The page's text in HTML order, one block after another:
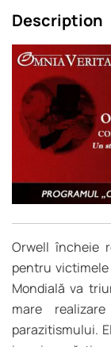
Description
Orwell încheie
pentru
Mondială va
mare
parazitismului.